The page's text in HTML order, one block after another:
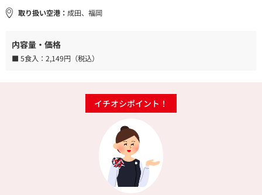
取り扱い空港： 成田、福岡
内容量・価格
■ 5食入： 2,149円（税込）
イチオシポイント！